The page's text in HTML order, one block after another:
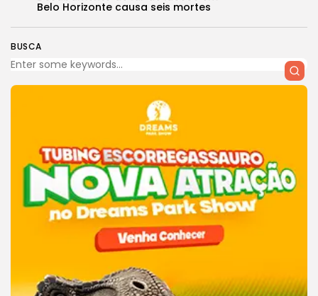
BUSCA
Belo Horizonte causa seis mortes